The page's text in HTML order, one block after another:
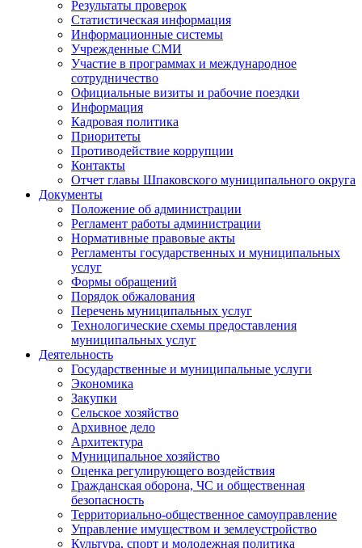
Результаты проверок
Статистическая информация
Информационные системы
Учрежденные СМИ
Участие в программах и международное
сотрудничество
Официальные визиты и рабочие поездки
Информация
Кадровая политика
Приоритеты
Противодействие коррупции
Контакты
Отчет главы Шпаковского муниципального округа
Документы
Положение об администрации
Регламент работы администрации
Нормативные правовые акты
Регламенты государственных и муниципальных
услуг
Формы обращений
Порядок обжалования
Перечень муниципальных услуг
Технологические схемы предоставления
муниципальных услуг
Деятельность
Государственные и муниципальные услуги
Экономика
Закупки
Сельское хозяйство
Архивное дело
Архитектура
Муниципальное хозяйство
Оценка регулирующего воздействия
Гражданская оборона, ЧС и общественная
безопасность
Территориально-общественное самоуправление
Управление имуществом и землеустройство
Культура, спорт и молодежная политика